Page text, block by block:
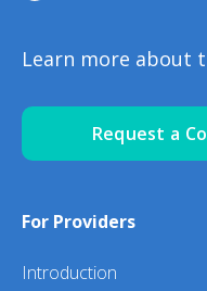
Learn more about
Request a
For Providers
Introduction